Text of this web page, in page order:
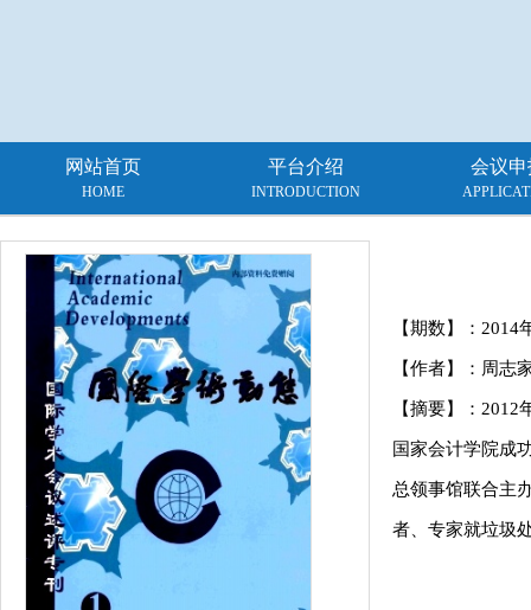
网站首页
HOME
平台介绍
INTRODUCTION
会议申
【期数】： 2014
【作者】：周志
【摘要】：
国家会计学院成
总领事馆联合主
者、专家就垃圾